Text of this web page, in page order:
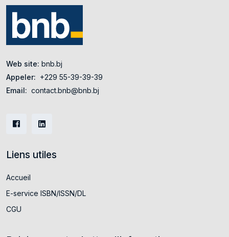
Web site: bnb.bj
Appeler: +229 55-39-39-39
Email: contact.bnb@bnb.bj
Liens utiles
Accueil
E-service ISBN/ISSN/DL
CGU